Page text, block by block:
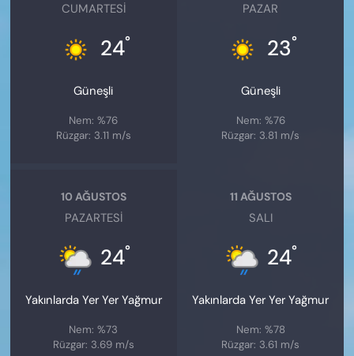
CUMARTESI
24°
Güneşli
Nem: %76
Rüzgar: 3.11 m/s
PAZAR
23°
Güneşli
Nem: %76
Rüzgar: 3.81 m/s
10 AĞUSTOS
PAZARTESI
24°
Yakınlarda Yer Yer Yağmur
Nem: %73
Rüzgar: 3.69 m/s
11 AĞUSTOS
SALI
24°
Yakınlarda Yer Yer Yağmur
Nem: %78
Rüzgar: 3.61 m/s